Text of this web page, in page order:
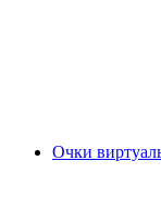
Очки